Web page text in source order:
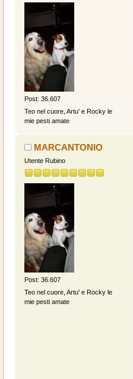
Post: 36.607
Teo nel cuore, Artu' e Rocky le
mie pesti amate
MARCANTONIO
Utente Rubino
Post: 36.607
Teo nel cuore, Artu' e Rocky le
mie pesti amate